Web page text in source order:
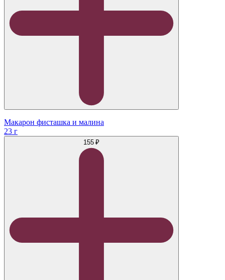
Макарон фисташка и малина
23 г
155 ₽